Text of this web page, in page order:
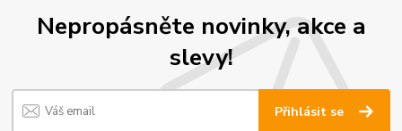
Nepropásněte novinky, akce a
slevy!
Přihlásit se